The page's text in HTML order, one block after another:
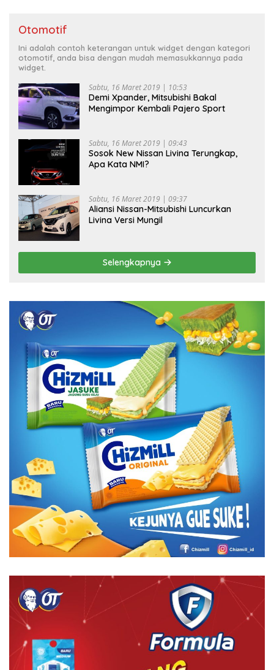
Otomotif
Ini adalah contoh keterangan untuk widget dengan kategori
otomotif, anda bisa dengan mudah memasukkannya pada
widget.
Sabtu, 16 Maret 2019 | 10:53
Demi Xpander, Mitsubishi Bakal
Mengimpor Kembali Pajero Sport
Sabtu, 16 Maret 2019 | 09:43
Sosok New Nissan Livina Terungkap,
Apa Kata NMI?
Sabtu, 16 Maret 2019 | 09:37
Aliansi Nissan-Mitsubishi Luncurkan
Livina Versi Mungil
Selengkapnya